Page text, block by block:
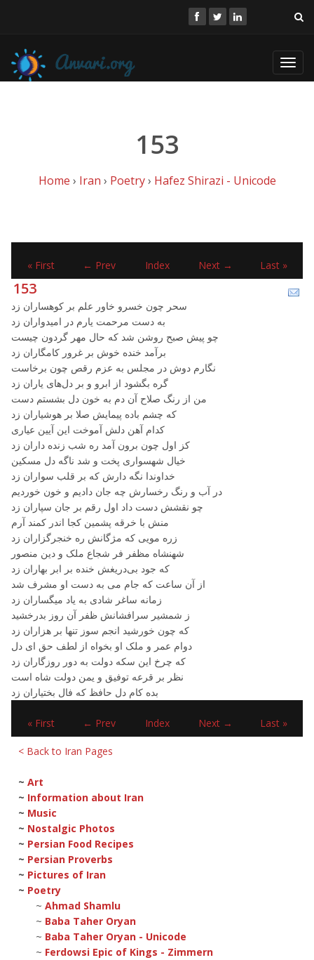
153
Home › Iran › Poetry› Hafez Shirazi - Unicode
« First ← Prev Index Next → Last »
153
سحر چون خسرو خاور علم بر کوهساران زد
به دست مرحمت يارم در اميدواران زد
چو پيش صبح روشن شد که حال مهر گردون چيست
برآمد خنده خوش بر غرور کامگاران زد
نگارم دوش در مجلس به عزم رقص چون برخاست
گره بگشود از ابرو و بر دل‌های ياران زد
من از رنگ صلاح آن دم به خون دل بشستم دست
که چشم باده پيمايش صلا بر هوشياران زد
کدام آهن دلش آموخت اين آيين عياری
کز اول چون برون آمد ره شب زنده داران زد
خيال شهسواری پخت و شد ناگه دل مسکين
خداوندا نگه دارش که بر قلب سواران زد
در آب و رنگ رخسارش چه جان داديم و خون خورديم
چو نقشش دست داد اول رقم بر جان سپاران زد
منش با خرقه پشمين کجا اندر کمند آرم
زره مويی که مژگانش ره خنجرگزاران زد
شهنشاه مظفر فر شجاع ملک و دين منصور
که جود بی‌دريغش خنده بر ابر بهاران زد
از آن ساعت که جام می به دست او مشرف شد
زمانه ساغر شادی به ياد ميگساران زد
ز شمشير سرافشانش ظفر آن روز بدرخشيد
که چون خورشيد انجم سوز تنها بر هزاران زد
دوام عمر و ملک او بخواه از لطف حق ای دل
که چرخ اين سکه دولت به دور روزگاران زد
نظر بر قرعه توفيق و يمن دولت شاه است
بده کام دل حافظ که فال بختياران زد
« First ← Prev Index Next → Last »
< Back to Iran Pages
~ Art
~ Information about Iran
~ Music
~ Nostalgic Photos
~ Persian Food Recipes
~ Persian Proverbs
~ Pictures of Iran
~ Poetry
~ Ahmad Shamlu
~ Baba Taher Oryan
~ Baba Taher Oryan - Unicode
~ Ferdowsi Epic of Kings - Zimmern